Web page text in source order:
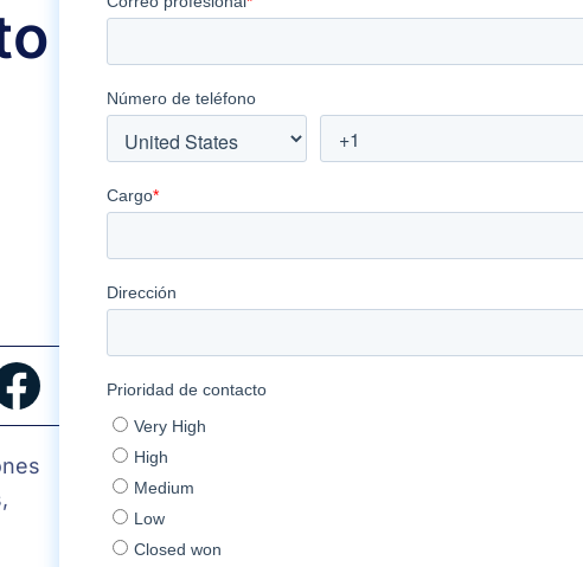
Workbook
reclutamiento
prepárate
campañas,
devoluciones